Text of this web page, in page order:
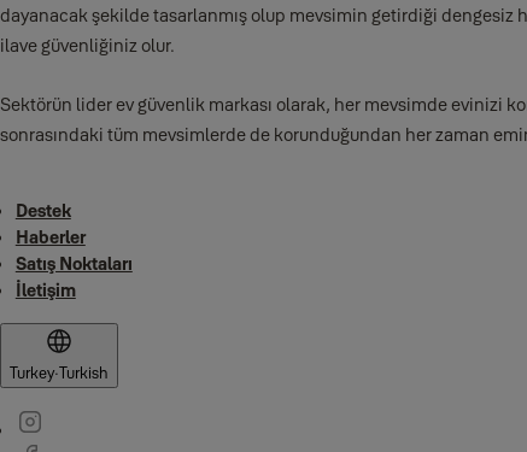
dayanacak şekilde tasarlanmış olup mevsimin getirdiği dengesiz
ilave güvenliğiniz olur.
Sektörün lider ev güvenlik markası olarak, her mevsimde evinizi
sonrasındaki tüm mevsimlerde de korunduğundan her zaman
Destek
Haberler
Satış Noktaları
İletişim
Turkey·Turkish